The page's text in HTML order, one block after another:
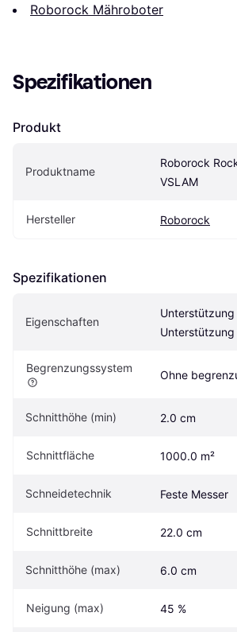
Roborock Mähroboter
Spezifikationen
Produkt
Produktname
Roborock
VSLAM
Hersteller Roborock
Spezifikationen
Eigen­schaften
Unterstützung
Unterstützung
Begrenzungssystem
Ohne
Schnitthöhe (min) 2.0 cm
Schnittfläche 1000.0 m²
Schneidetechnik Feste Messer
Schnittbreite 22.0 cm
Schnitthöhe (max) 6.0 cm
Neigung (max) 45 %